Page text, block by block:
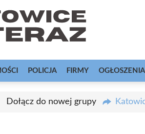
POLICJA FIRMY OGŁOSZENIA
Dołącz do nowej grupy